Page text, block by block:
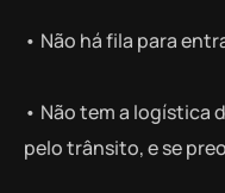
• Não há fila para
• Não tem a logística
pelo trânsito, e se